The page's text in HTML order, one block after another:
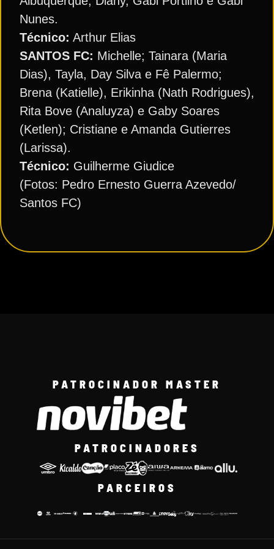
Nunes.
Técnico: Arthur Elias
SANTOS FC: Michelle; Tainara (Maria
Dias), Tayla, Day Silva e Fê Palermo;
Brena (Katielle), Erikinha (Nath Rodrigues),
Rita Bove (Analuyza) e Gaby Soares
(Ketlen); Cristiane e Amanda Gutierres
(Larissa).
Técnico: Guilherme Giudice
(Fotos: Pedro Ernesto Guerra Azevedo/
Santos FC)
PATROCINADOR MASTER
PATROCINADORES
PARCEIROS